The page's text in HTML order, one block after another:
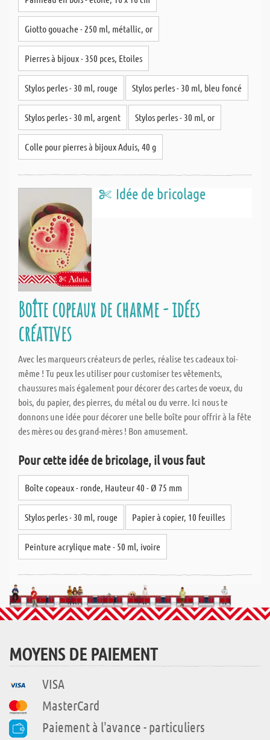
Giotto gouache - 250 ml, métallic, or
Pierres à bijoux - 350 pces, Etoiles
Stylos perles - 30 ml, rouge Stylos perles - 30 ml, bleu foncé
Stylos perles - 30 ml, argent Stylos perles - 30 ml, or
Colle pour pierres à bijoux Aduis, 40 g
Idée de bricolage
Boîte copeaux de charme - idées
créatives
Avec les marqueurs créateurs de perles, réalise tes cadeaux toi-
même ! Tu peux les utiliser pour customiser tes vêtements,
chaussures mais également pour décorer des cartes de voeux, du
bois, du papier, des pierres, du métal ou du verre. Ici nous te
donnons une idée pour décorer une belle boîte pour offrir à la fête
des mères ou des grand-mères ! Bon amusement.
Pour cette idée de bricolage, il vous faut
Boîte copeaux - ronde, Hauteur 40 - Ø 75 mm
Stylos perles - 30 ml, rouge Papier à copier, 10 feuilles
Peinture acrylique mate - 50 ml, ivoire
MOYENS DE PAIEMENT
VISA
MasterCard
Paiement à l'avance - particuliers